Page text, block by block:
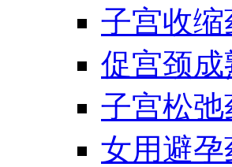
子宫收
促宫颈成
子宫松
女用避孕